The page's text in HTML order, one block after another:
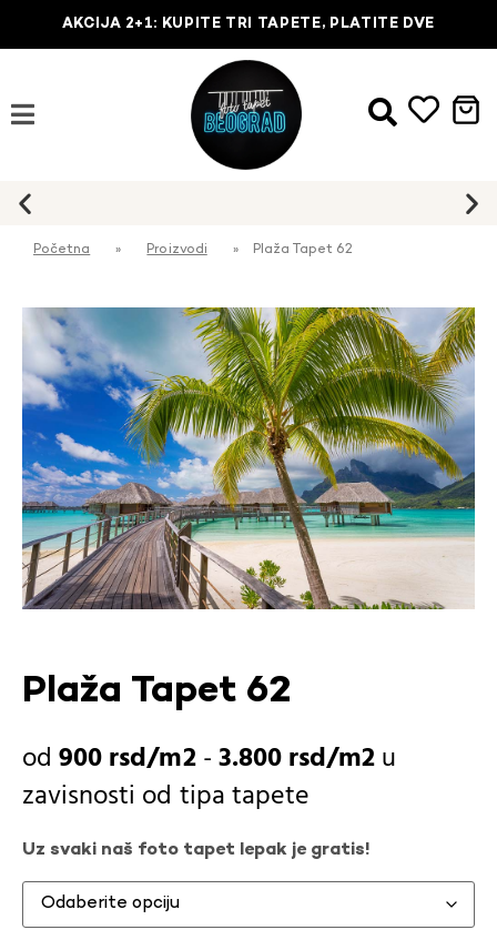
AKCIJA 2+1: KUPITE TRI TAPETE, PLATITE DVE
Početna » Proizvodi » Plaža Tapet 62
Plaža Tapet 62
900rsd -3.800rsd
u
zavisnosti od tipa tapete
Uz svaki naš foto tapet lepak je gratis!